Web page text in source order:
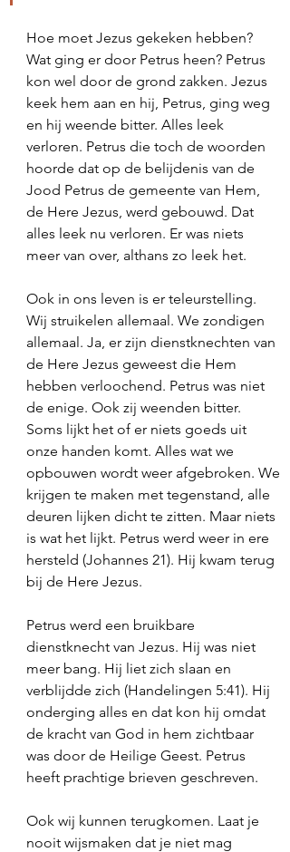
Hoe moet Jezus gekeken hebben?
Wat ging er door Petrus heen? Petrus
kon wel door de grond zakken. Jezus
keek hem aan en hij, Petrus, ging weg
en hij weende bitter. Alles leek
verloren. Petrus die toch de woorden
hoorde dat op de belijdenis van de
Jood Petrus de gemeente van Hem,
de Here Jezus, werd gebouwd. Dat
alles leek nu verloren. Er was niets
meer van over, althans zo leek het.
Ook in ons leven is er teleurstelling.
Wij struikelen allemaal. We zondigen
allemaal. Ja, er zijn dienstknechten van
de Here Jezus geweest die Hem
hebben verloochend. Petrus was niet
de enige. Ook zij weenden bitter.
Soms lijkt het of er niets goeds uit
onze handen komt. Alles wat we
opbouwen wordt weer afgebroken. We
krijgen te maken met tegenstand, alle
deuren lijken dicht te zitten. Maar niets
is wat het lijkt. Petrus werd weer in ere
hersteld (Johannes 21). Hij kwam terug
bij de Here Jezus.
Petrus werd een bruikbare
dienstknecht van Jezus. Hij was niet
meer bang. Hij liet zich slaan en
verblijdde zich (Handelingen 5:41). Hij
onderging alles en dat kon hij omdat
de kracht van God in hem zichtbaar
was door de Heilige Geest. Petrus
heeft prachtige brieven geschreven.
Ook wij kunnen terugkomen. Laat je
nooit wijsmaken dat je niet mag